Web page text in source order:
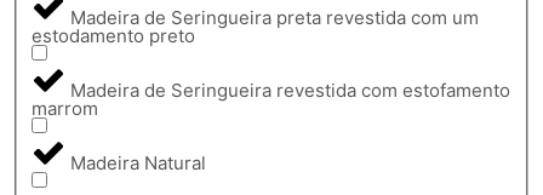
Madeira de Seringueira preta revestida com um
estodamento preto
Madeira de Seringueira revestida com estofamento
marrom
Madeira Natural